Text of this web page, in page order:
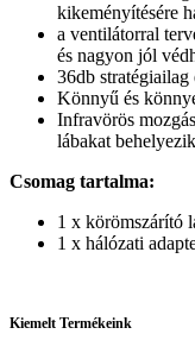
kikeményítésére
a ventilátorral
és nagyon jól
36db
Könnyű és
Infravörös
lábakat
Csomag tartalma:
1 x körömszárító
1 x hálózati
Kiemelt Termékeink